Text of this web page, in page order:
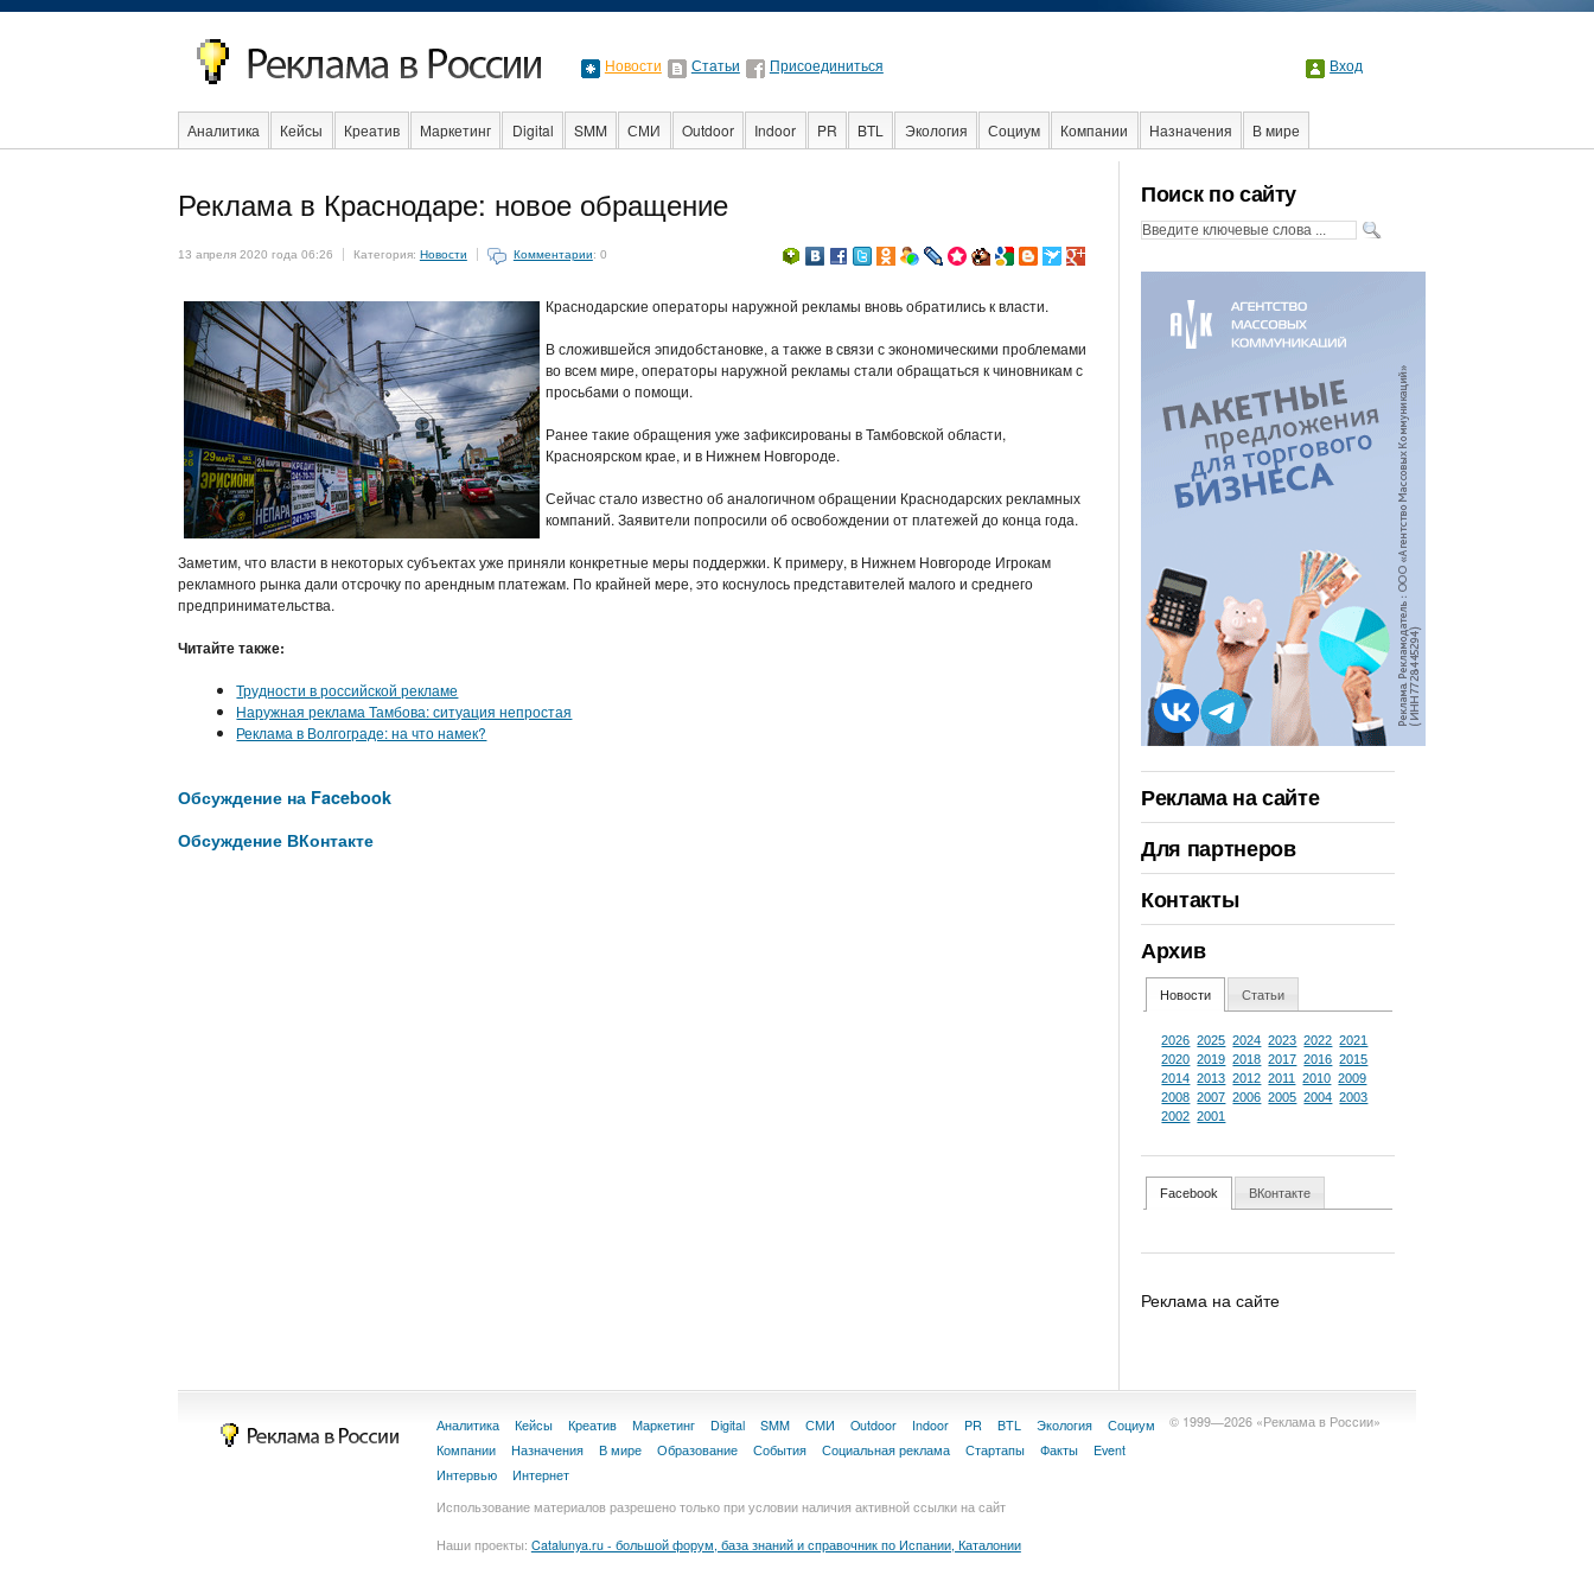
Новости Статьи Присоединиться Вход
Аналитика Кейсы Креатив Маркетинг Digital SMM СМИ Outdoor Indoor PR BTL Экология Социум Компании Назначения
В мире
Поиск по сайту
Реклама на сайте
Для партнеров
Контакты
Архив
Новости Статьи
2026 2025 2024 2023 2022 2021
2020 2019 2018 2017 2016 2015
2014 2013 2012 2011 2010 2009
2008 2007 2006 2005 2004 2003
2002 2001
Facebook ВКонтакте
Реклама на сайте
Реклама в Краснодаре: новое обращение
13 апреля 2020 года 06:26 Категория: Новости Комментарии: 0
Краснодарские операторы наружной рекламы вновь обратились к власти.
В сложившейся эпидобстановке, а также в связи с экономическими проблемами
во всем мире, операторы наружной рекламы стали обращаться к чиновникам с
просьбами о помощи.
Ранее такие обращения уже зафиксированы в Тамбовской области,
Красноярском крае, и в Нижнем Новгороде.
Сейчас стало известно об аналогичном обращении Краснодарских рекламных
компаний. Заявители попросили об освобождении от платежей до конца года.
Заметим, что власти в некоторых субъектах уже приняли конкретные меры поддержки. К примеру, в Нижнем Новгороде Игрокам
рекламного рынка дали отсрочку по арендным платежам. По крайней мере, это коснулось представителей малого и среднего
предпринимательства.
Читайте также:
Трудности в российской рекламе
Наружная реклама Тамбова: ситуация непростая
Реклама в Волгограде: на что намек?
Обсуждение на Facebook
Обсуждение ВКонтакте
© 1999—2026 «Реклама в России»
Аналитика Кейсы Креатив Маркетинг Digital SMM СМИ Outdoor Indoor PR BTL Экология
Социум
Компании
Назначения В мире Образование События Социальная реклама Стартапы Факты
Event
Интервью
Интернет
Использование материалов разрешено только при условии наличия активной ссылки на сайт
Наши проекты: Catalunya.ru - большой форум, база знаний и справочник по Испании, Каталонии